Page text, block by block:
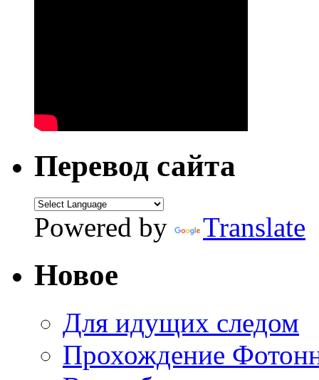
Перевод сайта
Powered by Translate
Новое
Для идущих следом
Прохождение